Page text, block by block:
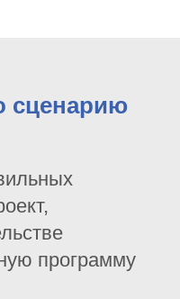
сценарию
программу